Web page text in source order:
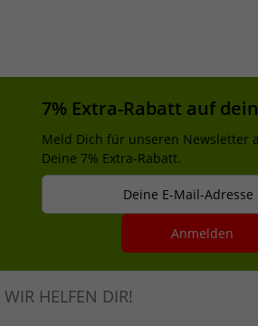
7% Extra-Rabatt auf
Meld Dich für unseren Newsletter
Deine 7% Extra-Rabatt.
Deine E-Mail-
Anmelden
WIR HELFEN DIR!